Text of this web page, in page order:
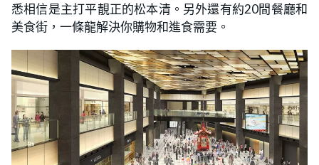
悉相信是主打平靚正的松本清。另外還有約20間餐廳和
美食街，一條龍解決你購物和進食需要。